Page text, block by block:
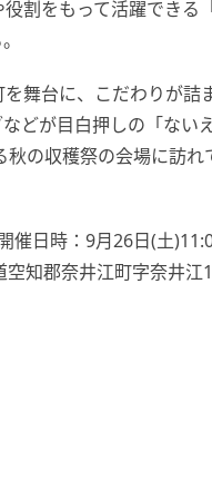
割をもって活躍できる
舞台に、こだわりが詰
どが目白押しの「ない
の収穫祭の会場に訪
日時：9月26日(土
知郡奈井江町字奈井江